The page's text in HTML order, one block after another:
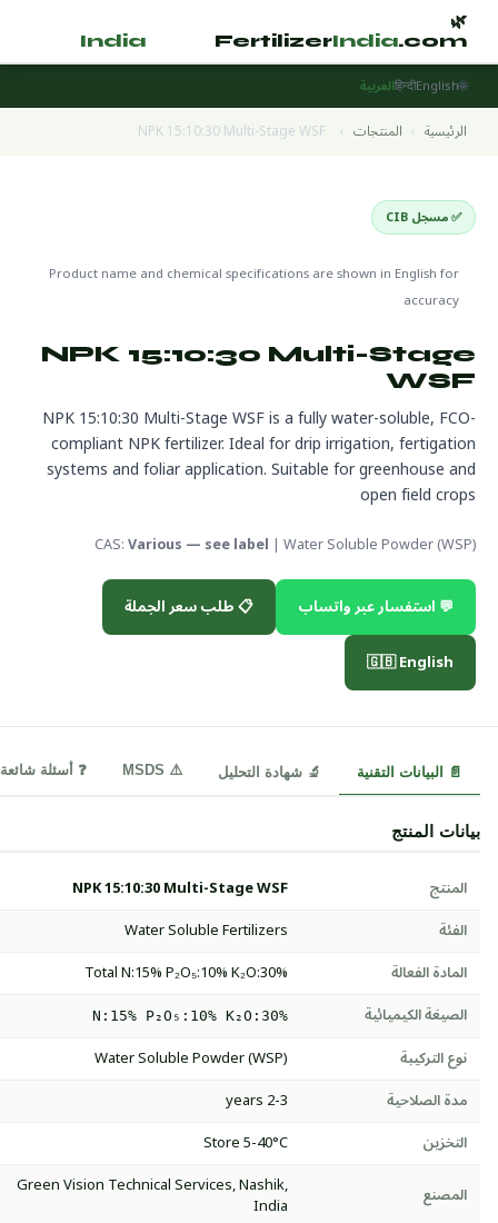
🌿
FertilizerIndia.com
India
🌐
English
हिन्दीالعربية
الرئيسية › المنتجات ›
NPK 15:10:30 Multi-Stage WSF
✅ مسجل CIB
Product name and chemical specifications are shown in English for
accuracy
NPK 15:10:30 Multi-Stage
WSF
NPK 15:10:30 Multi-Stage WSF is a fully water-soluble, FCO-
compliant NPK fertilizer. Ideal for drip irrigation, fertigation
systems and foliar application. Suitable for greenhouse and
open field crops
CAS:Various — see label | Water Soluble Powder (WSP)
💬 استفسار عبر واتساب
📋 طلب سعر الجملة
🇬🇧 English
📄 البيانات التقنية 🔬 شهادة التحليل ⚠️ MSDS ❓ أسئلة شائعة
بيانات المنتج
المنتج
NPK 15:10:30 Multi-Stage WSF
الفئة
Water Soluble Fertilizers
المادة الفعالة
Total N:15% P₂O₅:10% K₂O:30%
الصيغة الكيميائية
N:15% P₂O₅:10% K₂O:30%
نوع التركيبة
Water Soluble Powder (WSP)
مدة الصلاحية
2-3 years
التخزين
Store 5-40°C
المصنع
Green Vision Technical Services, Nashik,
India